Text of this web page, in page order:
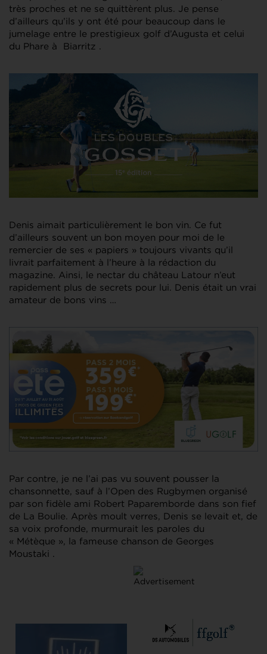
très proches et ne se quittèrent plus. Je pense
d’ailleurs qu’ils y ont été pour beaucoup dans le
jumelage entre le prestigieux golf d’Augusta et celui
du Phare à Biarritz .
Denis aimait particulièrement le bon vin. Ce fut
d’ailleurs souvent un bon moyen pour moi de le
remercier de ses « papiers » toujours vivants qu’il
livrait parfaitement à l’heure à la rédaction du
magazine. Ainsi, le nectar du château Latour n’eut
rapidement plus de secrets pour lui. Denis était un vrai
amateur de bons vins …
Par contre, je ne l’ai pas vu souvent pousser la
chansonnette, sauf à l’Open des Rugbymen organisé
par son fidèle ami Robert Paparemborde dans son fief
de La Boulie. Après moult verres, Denis se levait et, de
sa voix profonde, murmurait les paroles du
« Métèque », la fameuse chanson de Georges
Moustaki .